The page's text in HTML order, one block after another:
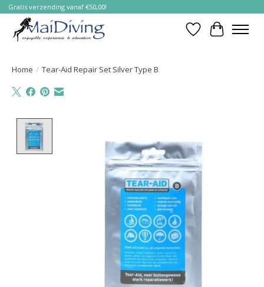
Gratis verzending vanaf €50,00!
Verlanglijst
Home / Tear-Aid Repair Set Silver Type B